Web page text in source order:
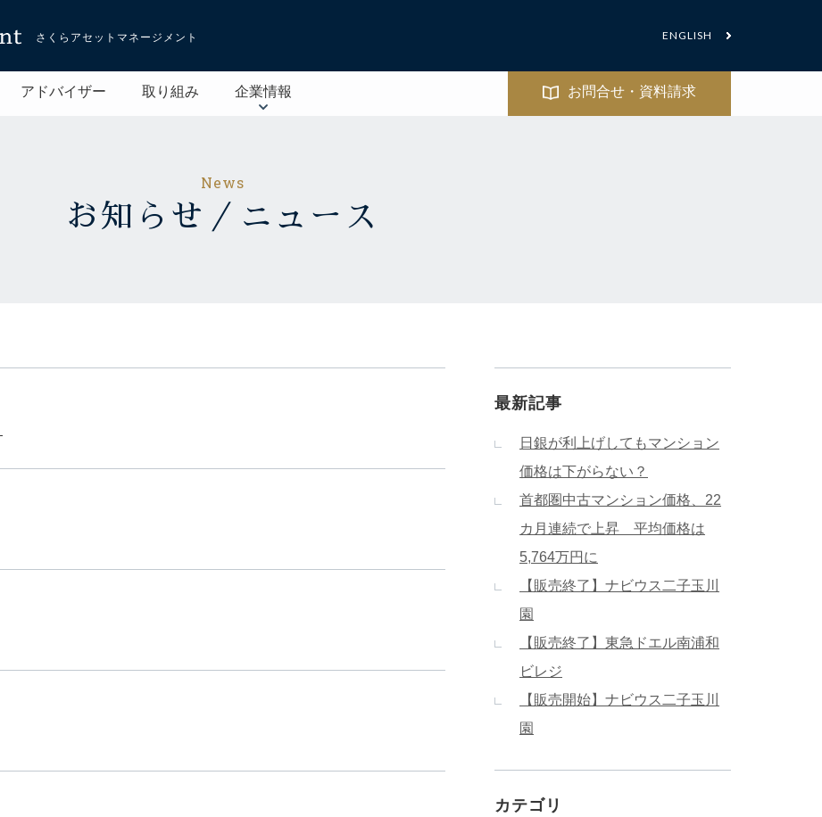
さくらアセットマネージメント ENGLISH
アドバイザー 取り組み 企業情報 お問合せ・資料請求
News
お知らせ／ニュース
最新記事
日銀が利上げしてもマンション
価格は下がらない？
首都圏中古マンション価格、22
カ月連続で上昇 平均価格は
5,764万円に
【販売終了】ナビウス二子玉川
園
【販売終了】東急ドエル南浦和
ビレジ
【販売開始】ナビウス二子玉川
園
カテゴリ